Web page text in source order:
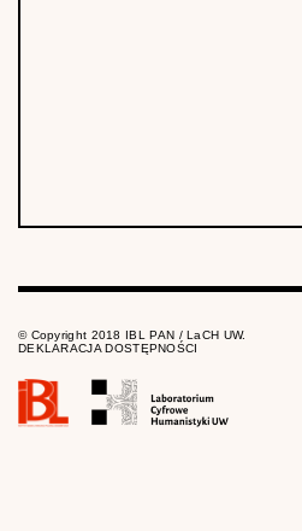
© Copyright 2018 IBL PAN / LaCH UW.
DEKLARACJA DOSTĘPNOŚCI